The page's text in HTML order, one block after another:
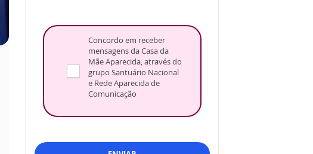
Concordo em receber
mensagens da Casa da
Mãe Aparecida, através do
grupo Santuário Nacional
e Rede Aparecida de
Comunicação